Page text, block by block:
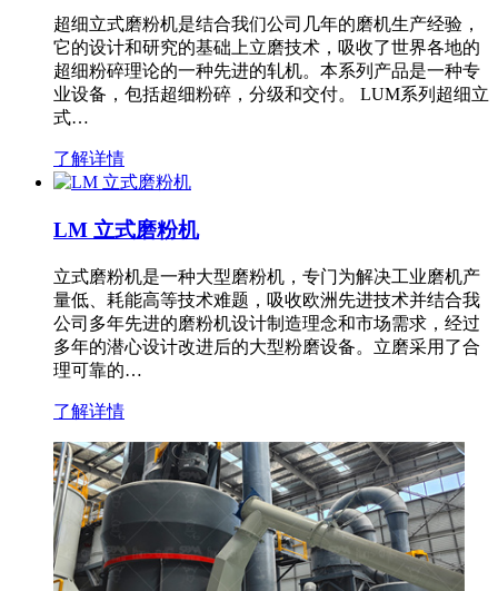
超细立式磨粉机是结合我们公司几年的磨机生产经验，
它的设计和研究的基础上立磨技术，吸收了世界各地的
超细粉碎理论的一种先进的轧机。本系列产品是一种专
业设备，包括超细粉碎，分级和交付。 LUM系列超细立
式…
了解详情
LM 立式磨粉机
立式磨粉机是一种大型磨粉机，专门为解决工业磨机产
量低、耗能高等技术难题，吸收欧洲先进技术并结合我
公司多年先进的磨粉机设计制造理念和市场需求，经过
多年的潜心设计改进后的大型粉磨设备。立磨采用了合
理可靠的…
了解详情